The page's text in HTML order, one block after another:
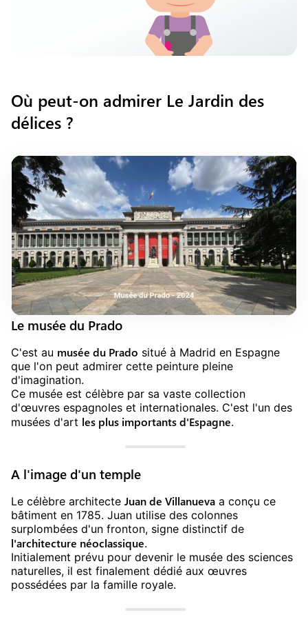
Où peut-on admirer Le Jardin des
délices ?
Le musée du Prado
C'est au musée du Prado situé à Madrid en Espagne
que l'on peut admirer cette peinture pleine
d'imagination.
Ce musée est célèbre par sa vaste collection
d'œuvres espagnoles et internationales. C'est l'un des
musées d'art les plus importants d'Espagne.
A l'image d'un temple
Le célèbre architecte Juan de Villanueva a conçu ce
bâtiment en 1785. Juan utilise des colonnes
surplombées d'un fronton, signe distinctif de
l'architecture néoclassique.
Initialement prévu pour devenir le musée des sciences
naturelles, il est finalement dédié aux œuvres
possédées par la famille royale.